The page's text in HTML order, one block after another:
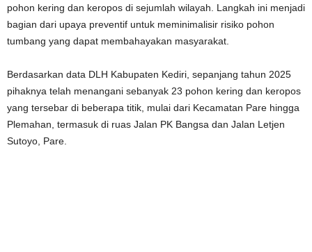
pohon kering dan keropos di sejumlah wilayah. Langkah ini menjadi
bagian dari upaya preventif untuk meminimalisir risiko pohon
tumbang yang dapat membahayakan masyarakat.
Berdasarkan data DLH Kabupaten Kediri, sepanjang tahun 2025
pihaknya telah menangani sebanyak 23 pohon kering dan keropos
yang tersebar di beberapa titik, mulai dari Kecamatan Pare hingga
Plemahan, termasuk di ruas Jalan PK Bangsa dan Jalan Letjen
Sutoyo, Pare.